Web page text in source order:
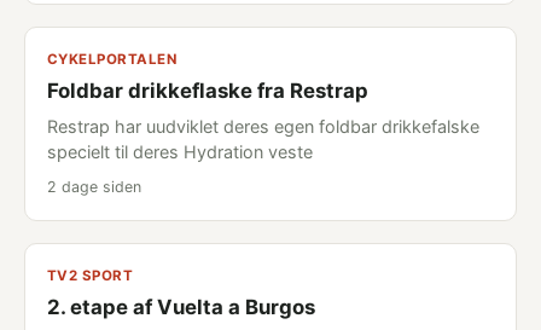
CYKELPORTALEN
Foldbar drikkeflaske fra Restrap
Restrap har uudviklet deres egen foldbar drikkefalske
specielt til deres Hydration veste
2 dage siden
TV2 SPORT
2. etape af Vuelta a Burgos